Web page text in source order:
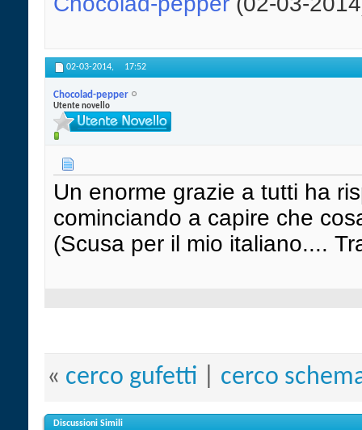
02-03-2014, 17:52
Chocolad-pepper
Utente novello
Un enorme grazie a tutti ha
cominciando a capire che
(Scusa per il mio italiano....
« cerco gufetti cerco
Discussioni Simili